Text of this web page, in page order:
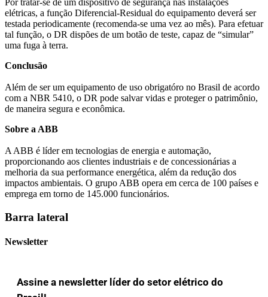
Por tratar-se de um dispositivo de segurança nas instalações
elétricas, a função Diferencial-Residual do equipamento deverá ser
testada periodicamente (recomenda-se uma vez ao mês). Para efetuar
tal função, o DR dispões de um botão de teste, capaz de “simular”
uma fuga à terra.
Conclusão
Além de ser um equipamento de uso obrigatóro no Brasil de acordo
com a NBR 5410, o DR pode salvar vidas e proteger o patrimônio,
de maneira segura e econômica.
Sobre a ABB
A ABB é líder em tecnologias de energia e automação,
proporcionando aos clientes industriais e de concessionárias a
melhoria da sua performance energética, além da redução dos
impactos ambientais. O grupo ABB opera em cerca de 100 países e
emprega em torno de 145.000 funcionários.
Barra lateral
Newsletter
Assine a newsletter líder do setor elétrico do